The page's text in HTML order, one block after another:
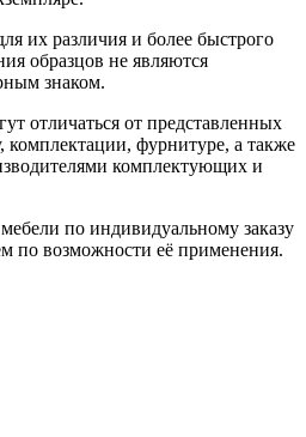
их различия и более быстрого
образцов не являются
знаком.
отличаться от представленных
комплектации, фурнитуре, а также
комплектующих и
по индивидуальному заказу
по возможности её применения.